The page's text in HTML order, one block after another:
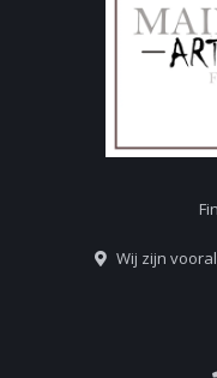
Wij zijn